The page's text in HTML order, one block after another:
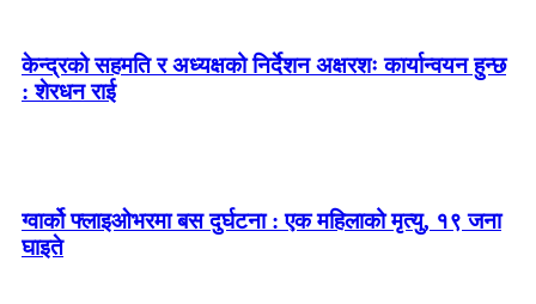
केन्द्रको सहमति र अध्यक्षको निर्देशन अक्षरशः कार्यान्वयन हुन्छ
: शेरधन राई
ग्वार्को फ्लाइओभरमा बस दुर्घटना : एक महिलाको मृत्यु, १९ जना
घाइते